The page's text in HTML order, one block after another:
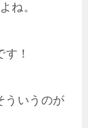
ね。
！
ういうのが